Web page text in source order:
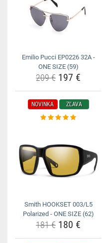
Emilio Pucci EP0226 32A -
ONE SIZE (59)
209 € 197 €
NOVINKA ZĽAVA
Smith HOOKSET 003/L5
Polarized - ONE SIZE (62)
181 € 180 €